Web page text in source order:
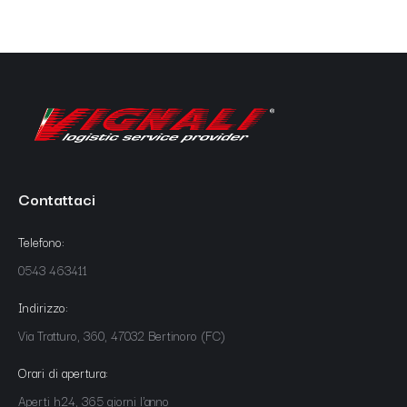
Contattaci
Telefono:
0543 463411
Indirizzo:
Via Tratturo, 360, 47032 Bertinoro (FC)
Orari di apertura:
Aperti h24, 365 giorni l'anno